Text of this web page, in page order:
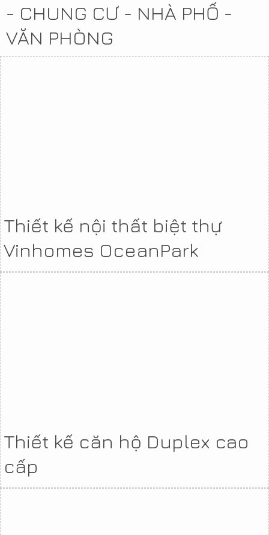
- CHUNG CƯ - NHÀ PHỐ -
VĂN PHÒNG
Thiết kế nội thất biệt thự
Vinhomes OceanPark
Thiết kế căn hộ Duplex cao
cấp